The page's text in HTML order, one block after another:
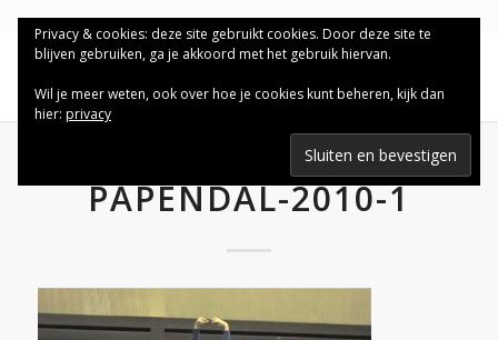
PAPENDAL-2010-1
Privacy & cookies: deze site gebruikt cookies. Door deze site te
blijven gebruiken, ga je akkoord met het gebruik hiervan.
Wil je meer weten, ook over hoe je cookies kunt beheren, kijk dan
hier: privacy